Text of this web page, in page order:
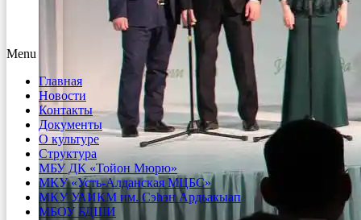
Menu
Главная
Новости
Контакты
Документы
О культуре
Структура
МБУ ДК «Тойон Мюрю»
МКУ «Усть-Алданская МЦБС»
МКУ УАИКМ им. Сэһэн Ардьакыап
МБОУ БДШИ